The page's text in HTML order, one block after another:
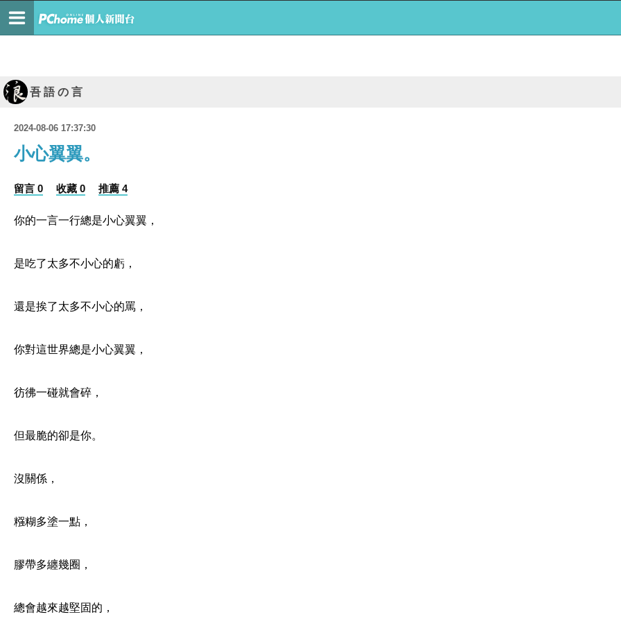
吾 語 の 言
2024-08-06 17:37:30
小心翼翼。
留言 0 收藏 0 推薦 4
你的一言一行總是小心翼翼，
是吃了太多不小心的虧，
還是挨了太多不小心的罵，
你對這世界總是小心翼翼，
彷彿一碰就會碎，
但最脆的卻是你。
沒關係，
糨糊多塗一點，
膠帶多纏幾圈，
總會越來越堅固的，